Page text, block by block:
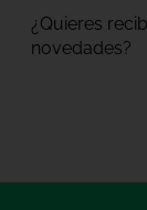
¿Quieres
novedades?